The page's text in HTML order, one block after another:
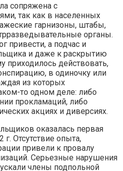
сопряжена с
так как в населенных
гарнизоны, штабы,
органы.
а подчас и
и даже к раскрытию
приходилось действовать,
в одиночку или
из которых
то одном деле: либо
прокламаций, либо
акциях и диверсиях.
оказалась первая
Отсутствие опыта,
привели к провалу
Серьезные нарушения
члены подпольной